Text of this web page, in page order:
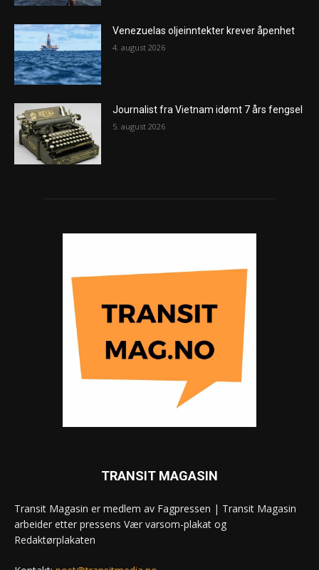
Venezuelas oljeinntekter krever åpenhet
4. august 2026
Journalist fra Vietnam idømt 7 års fengsel
5. august 2026
TRANSIT MAGASIN
Transit Magasin er medlem av Fagpressen | Transit Magasin
arbeider etter pressens Vær varsom-plakat og
Redaktørplakaten